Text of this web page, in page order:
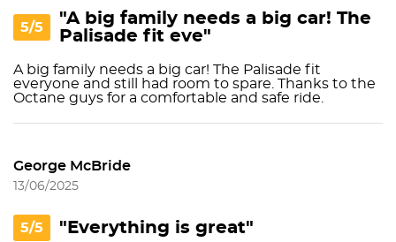
5/5
"A big family needs a big car! The
Palisade fit eve"
A big family needs a big car! The Palisade fit
everyone and still had room to spare. Thanks to the
Octane guys for a comfortable and safe ride.
George McBride
13/06/2025
5/5 "Everything is great"